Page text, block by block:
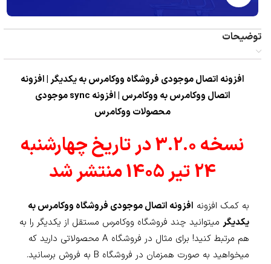
توضیحات
افزونه اتصال موجودی فروشگاه ووکامرس به یکدیگر | افزونه
اتصال ووکامرس به ووکامرس | افزونه sync موجودی
محصولات ووکامرس
نسخه 3.2.0 در تاریخ چهارشنبه
24 تیر 1405 منتشر شد
به کمک افزونه افزونه اتصال موجودی فروشگاه ووکامرس به
یکدیگر میتوانید چند فروشگاه ووکامرس مستقل از یکدیگر را به
هم مرتبط کنید! برای مثال در فروشگاه A محصولاتی دارید که
میخواهید به صورت همزمان در فروشگاه B به فروش برسانید.